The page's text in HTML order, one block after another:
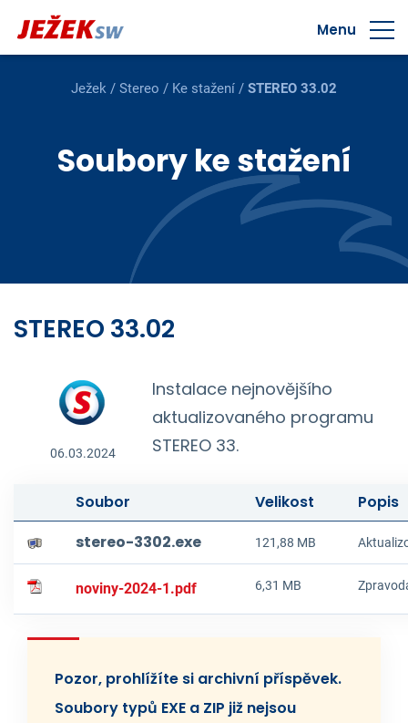
Menu
Ježek / Stereo / Ke stažení / STEREO 33.02
Soubory ke stažení
STEREO 33.02
06.03.2024
Instalace nejnovějšího
aktualizovaného programu
STEREO 33.
Soubor Velikost
Popis
stereo-3302.exe
121,88 MB
noviny-2024-1.pdf 6,31 MB
Pozor, prohlížíte si archivní příspěvek.
Soubory typů EXE a ZIP již nejsou